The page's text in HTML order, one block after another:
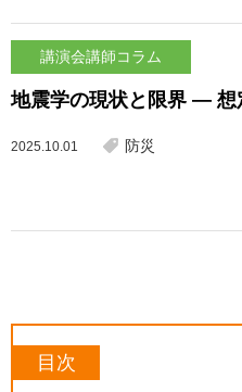
講演会講師コラム
地震学の現状と限界 ― 想
2025.10.01 防災
目次